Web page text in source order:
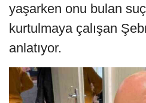
yaşarken onu bulan
kurtulmaya çalışan
anlatıyor.